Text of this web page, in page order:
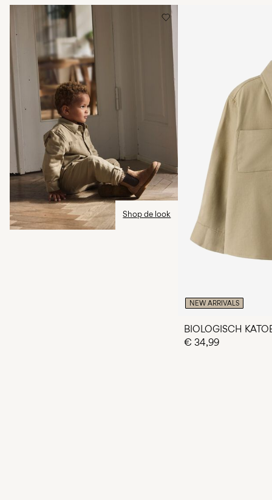
Niet chemisch reinigen
Hangend drogen
Ophalen bij pakketautomaat (bpost
Gratis vanaf
Ophalen bij afhaalpunt (bpost)
€ 4,95
Gratis vanaf€ 69,90
Verzendopties
Retourneren & Omruilen
Shop de look
NEW ARRIVALS
BIOLOGISCH
€ 34,99